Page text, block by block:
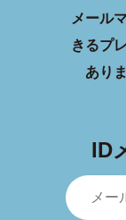
メール
きるプ
あり
ID